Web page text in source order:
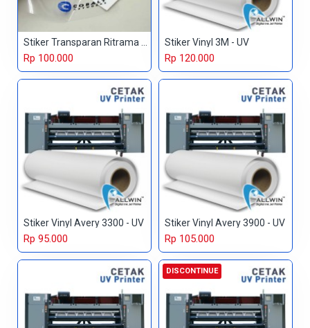
Rp 100.000
Stiker Vinyl 3M - UV
Rp 120.000
Stiker Vinyl Avery 3300 - UV
Rp 95.000
Stiker Vinyl Avery 3900 - UV
Rp 105.000
DISCONTINUE